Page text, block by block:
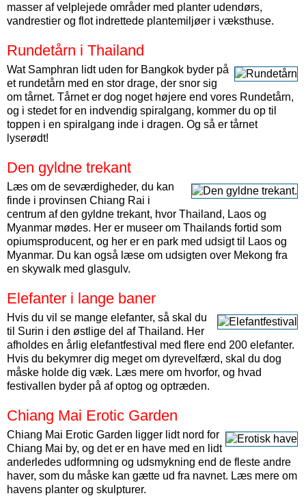
masser af velplejede områder med planter udendørs,
vandrestier og flot indrettede plantemiljøer i væksthuse.
Rundetårn i Thailand
Wat Samphran lidt uden for Bangkok byder på
et rundetårn med en stor drage, der snor sig
om tårnet. Tårnet er dog noget højere end vores Rundetårn,
og i stedet for en indvendig spiralgang, kommer du op til
toppen i en spiralgang inde i dragen. Og så er tårnet
lyserødt!
Den gyldne trekant
Læs om de seværdigheder, du kan
finde i provinsen Chiang Rai i
centrum af den gyldne trekant, hvor Thailand, Laos og
Myanmar mødes. Her er museer om Thailands fortid som
opiumsproducent, og her er en park med udsigt til Laos og
Myanmar. Du kan også læse om udsigten over Mekong fra
en skywalk med glasgulv.
Elefanter i lange baner
Hvis du vil se mange elefanter, så skal du
til Surin i den østlige del af Thailand. Her
afholdes en årlig elefantfestival med flere end 200 elefanter.
Hvis du bekymrer dig meget om dyrevelfærd, skal du dog
måske holde dig væk. Læs mere om hvorfor, og hvad
festivallen byder på af optog og optræden.
Chiang Mai Erotic Garden
Chiang Mai Erotic Garden ligger lidt nord for
Chiang Mai by, og det er en have med en lidt
anderledes udformning og udsmykning end de fleste andre
haver, som du måske kan gætte ud fra navnet. Læs mere om
havens planter og skulpturer.